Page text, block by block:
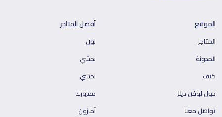
الموقع
المتاجر
المدونة
كيف
حول لوفن ديلز
تواصل معنا
أفضل المتاجر
نون
نمشي
نمشي
ممزورلد
أمازون